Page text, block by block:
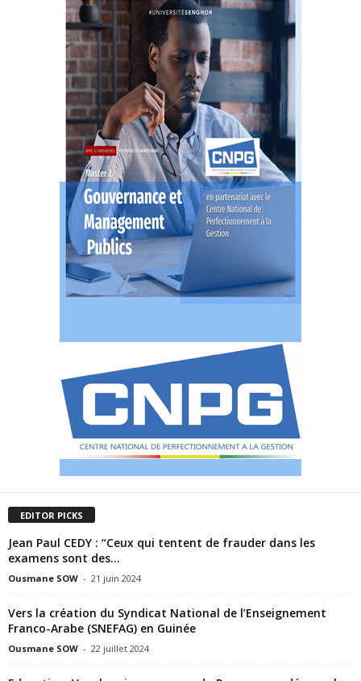
EDITOR PICKS
Jean Paul CEDY : “Ceux qui tentent de frauder dans les
examens sont des...
Ousmane SOW - 21 juin 2024
Vers la création du Syndicat National de l’Enseignement
Franco-Arabe (SNEFAG) en Guinée
Ousmane SOW - 22 juillet 2024